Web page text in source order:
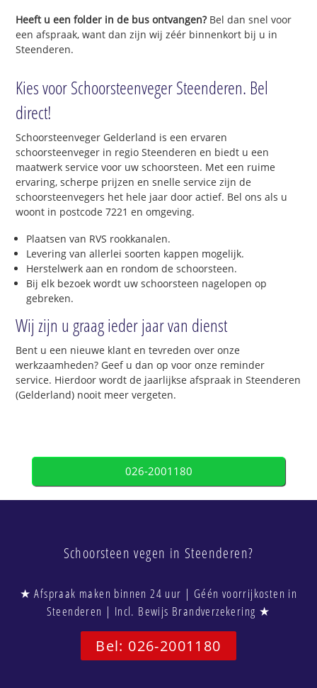
Heeft u een folder in de bus ontvangen?Bel dan snel voor
een afspraak, want dan zijn wij zéér binnenkort bij u in
Steenderen.
Kies voor Schoorsteenveger Steenderen. Bel
direct!
Schoorsteenveger Gelderland is een ervaren
schoorsteenveger in regio Steenderen en biedt u een
maatwerk service voor uw schoorsteen. Met een ruime
ervaring, scherpe prijzen en snelle service zijn de
schoorsteenvegers het hele jaar door actief. Bel ons als u
woont in postcode 7221 en omgeving.
Plaatsen van RVS rookkanalen.
Levering van allerlei soorten kappen mogelijk.
Herstelwerk aan en rondom de schoorsteen.
Bij elk bezoek wordt uw schoorsteen nagelopen op
gebreken.
Wij zijn u graag ieder jaar van dienst
Bent u een nieuwe klant en tevreden over onze
werkzaamheden? Geef u dan op voor onze reminder
service. Hierdoor wordt de jaarlijkse afspraak in Steenderen
(Gelderland) nooit meer vergeten.
026-2001180
Schoorsteen vegen in Steenderen?
★ Afspraak maken binnen 24 uur | Géén voorrijkosten in
Steenderen | Incl. Bewijs Brandverzekering ★
Bel: 026-2001180